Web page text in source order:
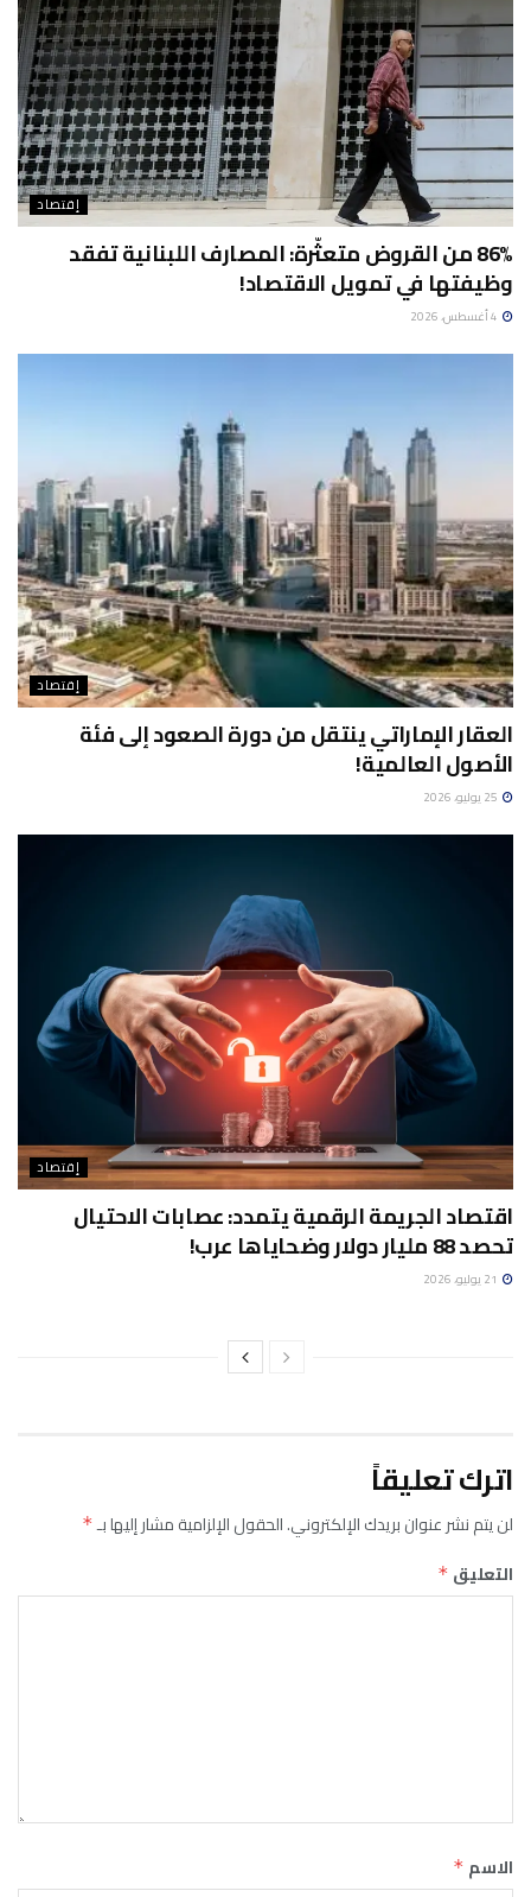
إقتصاد
86% من القروض متعثّرة: المصارف اللبنانية تفقد
وظيفتها في تمويل الاقتصاد!
إقتصاد
العقار الإماراتي ينتقل من دورة الصعود إلى فئة
الأصول العالمية!
إقتصاد
اقتصاد الجريمة الرقمية يتمدد: عصابات الاحتيال
تحصد 88 مليار دولار وضحاياها عرب!
اترك تعليقاً
لن يتم نشر عنوان بريدك الإلكتروني.الحقول الإلزامية مشار إليها بـ*
التعليق *
الاسم *